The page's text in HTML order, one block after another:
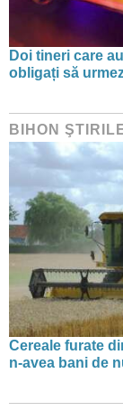
Doi tineri care
obligați să
BIHON
Cereale furate
n-avea bani de